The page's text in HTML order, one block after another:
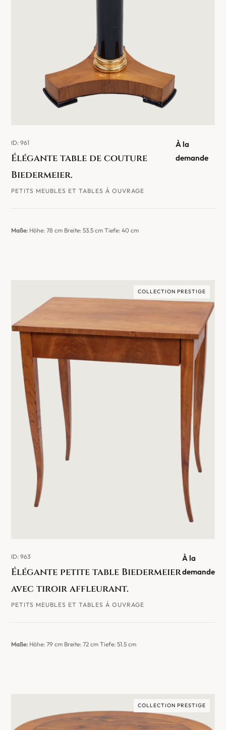
ID: 961
Élégante table de couture
Biedermeier.
PETITS MEUBLES ET TABLES À OUVRAGE
À la
demande
Maße: Höhe: 78 cm Breite: 53.5 cm Tiefe: 40 cm
COLLECTION PRESTIGE
ID: 963
Élégante petite table Biedermeier
avec tiroir affleurant.
PETITS MEUBLES ET TABLES À OUVRAGE
À la
demande
Maße: Höhe: 79 cm Breite: 72 cm Tiefe: 51.5 cm
COLLECTION PRESTIGE